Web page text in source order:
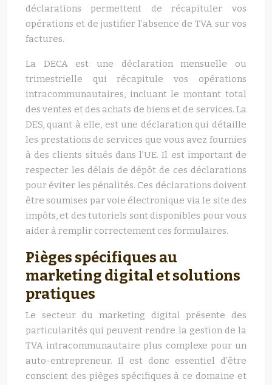
déclarations permettent de récapituler vos
opérations et de justifier l’absence de TVA sur vos
factures.
La DECA est une déclaration mensuelle ou
trimestrielle qui récapitule vos opérations
intracommunautaires, incluant le montant total
des ventes et des achats de biens et de services. La
DES, quant à elle, est une déclaration qui détaille
les prestations de services que vous avez fournies
à des clients situés dans l’UE. Il est important de
respecter les délais de dépôt de ces déclarations
pour éviter les pénalités. Ces déclarations doivent
être soumises par voie électronique via le site des
impôts, et des tutoriels sont disponibles pour vous
aider à remplir correctement ces formulaires.
Pièges spécifiques au
marketing digital et solutions
pratiques
Le secteur du marketing digital présente des
particularités qui peuvent rendre la gestion de la
TVA intracommunautaire plus complexe pour un
auto-entrepreneur. Il est donc essentiel d’être
conscient des pièges spécifiques à ce domaine et